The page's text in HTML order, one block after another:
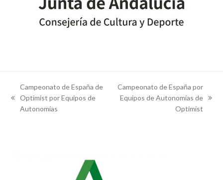
previous
post:
Campeonato de España de
Optimist por Equipos de
Autonomías
next
Campeonato de España por
Equipos de Autonomías de
Optimist